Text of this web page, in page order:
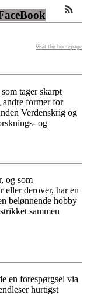
Visit the homepage
tager skarpt
andre former for
Verdenskrig og
og
og som
eller derover, har en
belønnende hobby
sammen
en forespørgsel via
hurtigst